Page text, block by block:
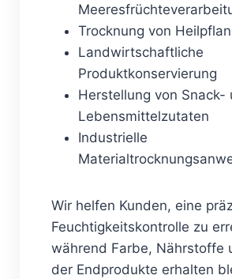
Trocknung von
Landwirtschaftliche
Produktkonservierung
Herstellung von Snack-
Lebensmittelzutaten
Industrielle
Wir helfen Kunden, eine
Feuchtigkeitskontrolle zu
während Farbe, Nährstoffe
der Endprodukte erhalten